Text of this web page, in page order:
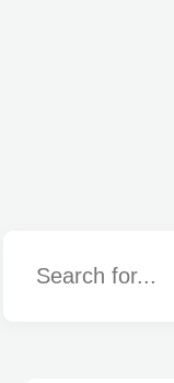
Word